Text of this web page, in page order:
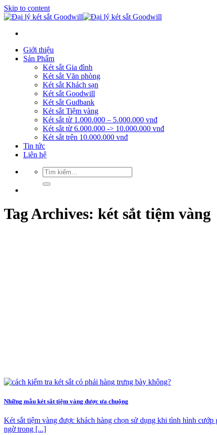
Skip to content
Giới thiệu
Sản Phẩm
Két sắt Gia đình
Két sắt Văn phòng
Két sắt Khách sạn
Két sắt Goodwill
Két sắt Gudbank
Két sắt Tiệm vàng
Két sắt từ 1.000.000 – 5.000.000 vnđ
Két sắt từ 6.000.000 -> 10.000.000 vnđ
Két sắt trên 10.000.000 vnđ
Tin tức
Liên hệ
Tag Archives: két sắt tiệm vàng
Những mẫu két sắt tiệm vàng được ưa chuộng
Két sắt tiệm vàng được khách hàng chọn sử dụng khi tình hình
ngờ trong [...]